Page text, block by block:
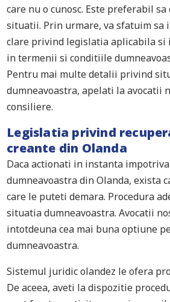
care nu o cunosc. Este preferabil
situatii. Prin urmare, va sfatuim sa
clare privind legislatia aplicabila si
in termenii si conditiile
Pentru mai multe detalii privind
dumneavoastra, apelati la avocatii
consiliere.
Legislatia privind
creante din Olanda
Daca actionati in instanta
dumneavoastra din Olanda, exista
care le puteti demara. Procedura
situatia dumneavoastra. Avocatii
intotdeuna cea mai buna optiune
dumneavoastra.
Sistemul juridic olandez le ofera
De aceea, aveti la dispozitie